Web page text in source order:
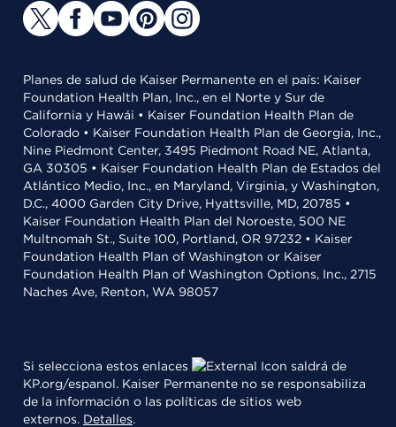
Planes de salud de Kaiser Permanente en el país: Kaiser
Foundation Health Plan, Inc., en el Norte y Sur de
California y Hawái • Kaiser Foundation Health Plan de
Colorado • Kaiser Foundation Health Plan de Georgia, Inc.,
Nine Piedmont Center, 3495 Piedmont Road NE, Atlanta,
GA 30305 • Kaiser Foundation Health Plan de Estados del
Atlántico Medio, Inc., en Maryland, Virginia, y Washington,
D.C., 4000 Garden City Drive, Hyattsville, MD, 20785 •
Kaiser Foundation Health Plan del Noroeste, 500 NE
Multnomah St., Suite 100, Portland, OR 97232 • Kaiser
Foundation Health Plan of Washington or Kaiser
Foundation Health Plan of Washington Options, Inc., 2715
Naches Ave, Renton, WA 98057
Si selecciona estos enlaces
saldrá de
KP.org/espanol. Kaiser Permanente no se responsabiliza
de la información o las políticas de sitios web
externos. Detalles.